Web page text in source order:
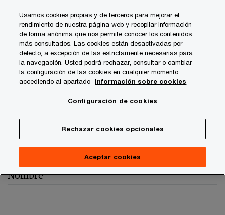
content
footer
Comentarios y sugerencias
Por favor, facilítenos los siguientes datos
Los campos marcados con un asterisco son obligatorios (
Persona de contacto:Antonio Padró
Nombre*
Usamos cookies propias y de terceros para mejorar el
rendimiento de nuestra página web y recopilar información
de forma anónima que nos permite conocer los contenidos
más consultados. Las cookies están desactivadas por
defecto, a excepción de las estrictamente necesarias para
la navegación. Usted podrá rechazar, consultar o cambiar
la configuración de las cookies en cualquier momento
accediendo al apartado
Información sobre cookies
Configuración de cookies
Rechazar cookies opcionales
Aceptar cookies